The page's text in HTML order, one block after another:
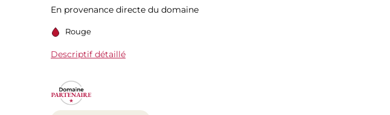
En provenance directe du domaine
Rouge
Descriptif détaillé